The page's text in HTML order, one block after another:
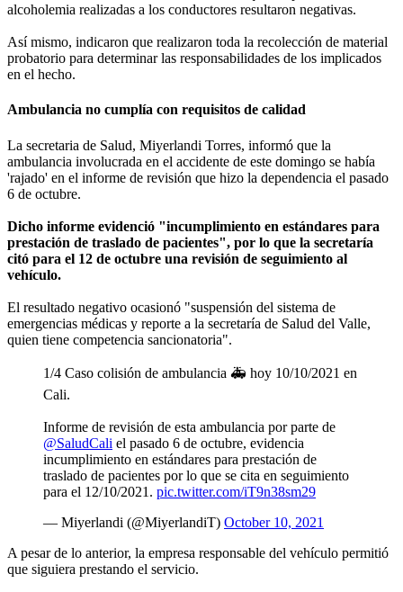
alcoholemia realizadas a los conductores resultaron negativas.
Así mismo, indicaron que realizaron toda la recolección de material
probatorio para determinar las responsabilidades de los implicados
en el hecho.
Ambulancia no cumplía con requisitos de calidad
La secretaria de Salud, Miyerlandi Torres, informó que la
ambulancia involucrada en el accidente de este domingo se había
'rajado' en el informe de revisión que hizo la dependencia el pasado
6 de octubre.
Dicho informe evidenció "incumplimiento en estándares para
prestación de traslado de pacientes", por lo que la secretaría
citó para el 12 de octubre una revisión de seguimiento al
vehículo.
El resultado negativo ocasionó "suspensión del sistema de
emergencias médicas y reporte a la secretaría de Salud del Valle,
quien tiene competencia sancionatoria".
1/4 Caso colisión de ambulancia 🚑 hoy 10/10/2021 en
Cali.
Informe de revisión de esta ambulancia por parte de
@SaludCali el pasado 6 de octubre, evidencia
incumplimiento en estándares para prestación de
traslado de pacientes por lo que se cita en seguimiento
para el 12/10/2021. pic.twitter.com/iT9n38sm29
— Miyerlandi (@MiyerlandiT) October 10, 2021
A pesar de lo anterior, la empresa responsable del vehículo permitió
que siguiera prestando el servicio.